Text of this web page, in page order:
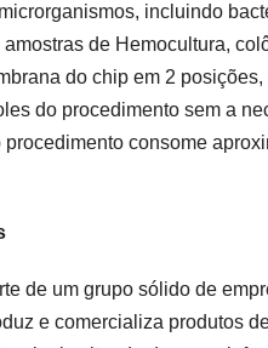
incluindo
de Hemocultura,
do chip em 2
do procedimento sem a
procedimento consome
de um grupo sólido de
e comercializa produtos